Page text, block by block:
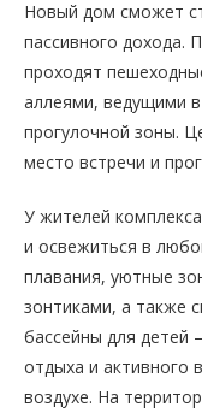
Новый дом сможет
пассивного дохода.
проходят
аллеями, ведущими
прогулочной зоны.
место встречи и
У жителей
и освежиться в
плавания, уютные
зонтиками, а также
бассейны для детей
отдыха и активного
воздухе. На